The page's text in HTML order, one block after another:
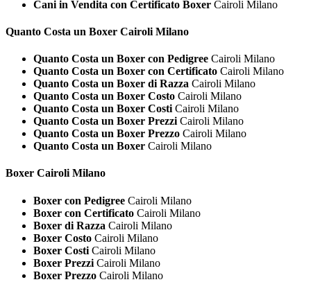
Cani in Vendita con Certificato Boxer Cairoli Milano
Quanto Costa un Boxer Cairoli Milano
Quanto Costa un Boxer con Pedigree Cairoli Milano
Quanto Costa un Boxer con Certificato Cairoli Milano
Quanto Costa un Boxer di Razza Cairoli Milano
Quanto Costa un Boxer Costo Cairoli Milano
Quanto Costa un Boxer Costi Cairoli Milano
Quanto Costa un Boxer Prezzi Cairoli Milano
Quanto Costa un Boxer Prezzo Cairoli Milano
Quanto Costa un Boxer Cairoli Milano
Boxer Cairoli Milano
Boxer con Pedigree Cairoli Milano
Boxer con Certificato Cairoli Milano
Boxer di Razza Cairoli Milano
Boxer Costo Cairoli Milano
Boxer Costi Cairoli Milano
Boxer Prezzi Cairoli Milano
Boxer Prezzo Cairoli Milano